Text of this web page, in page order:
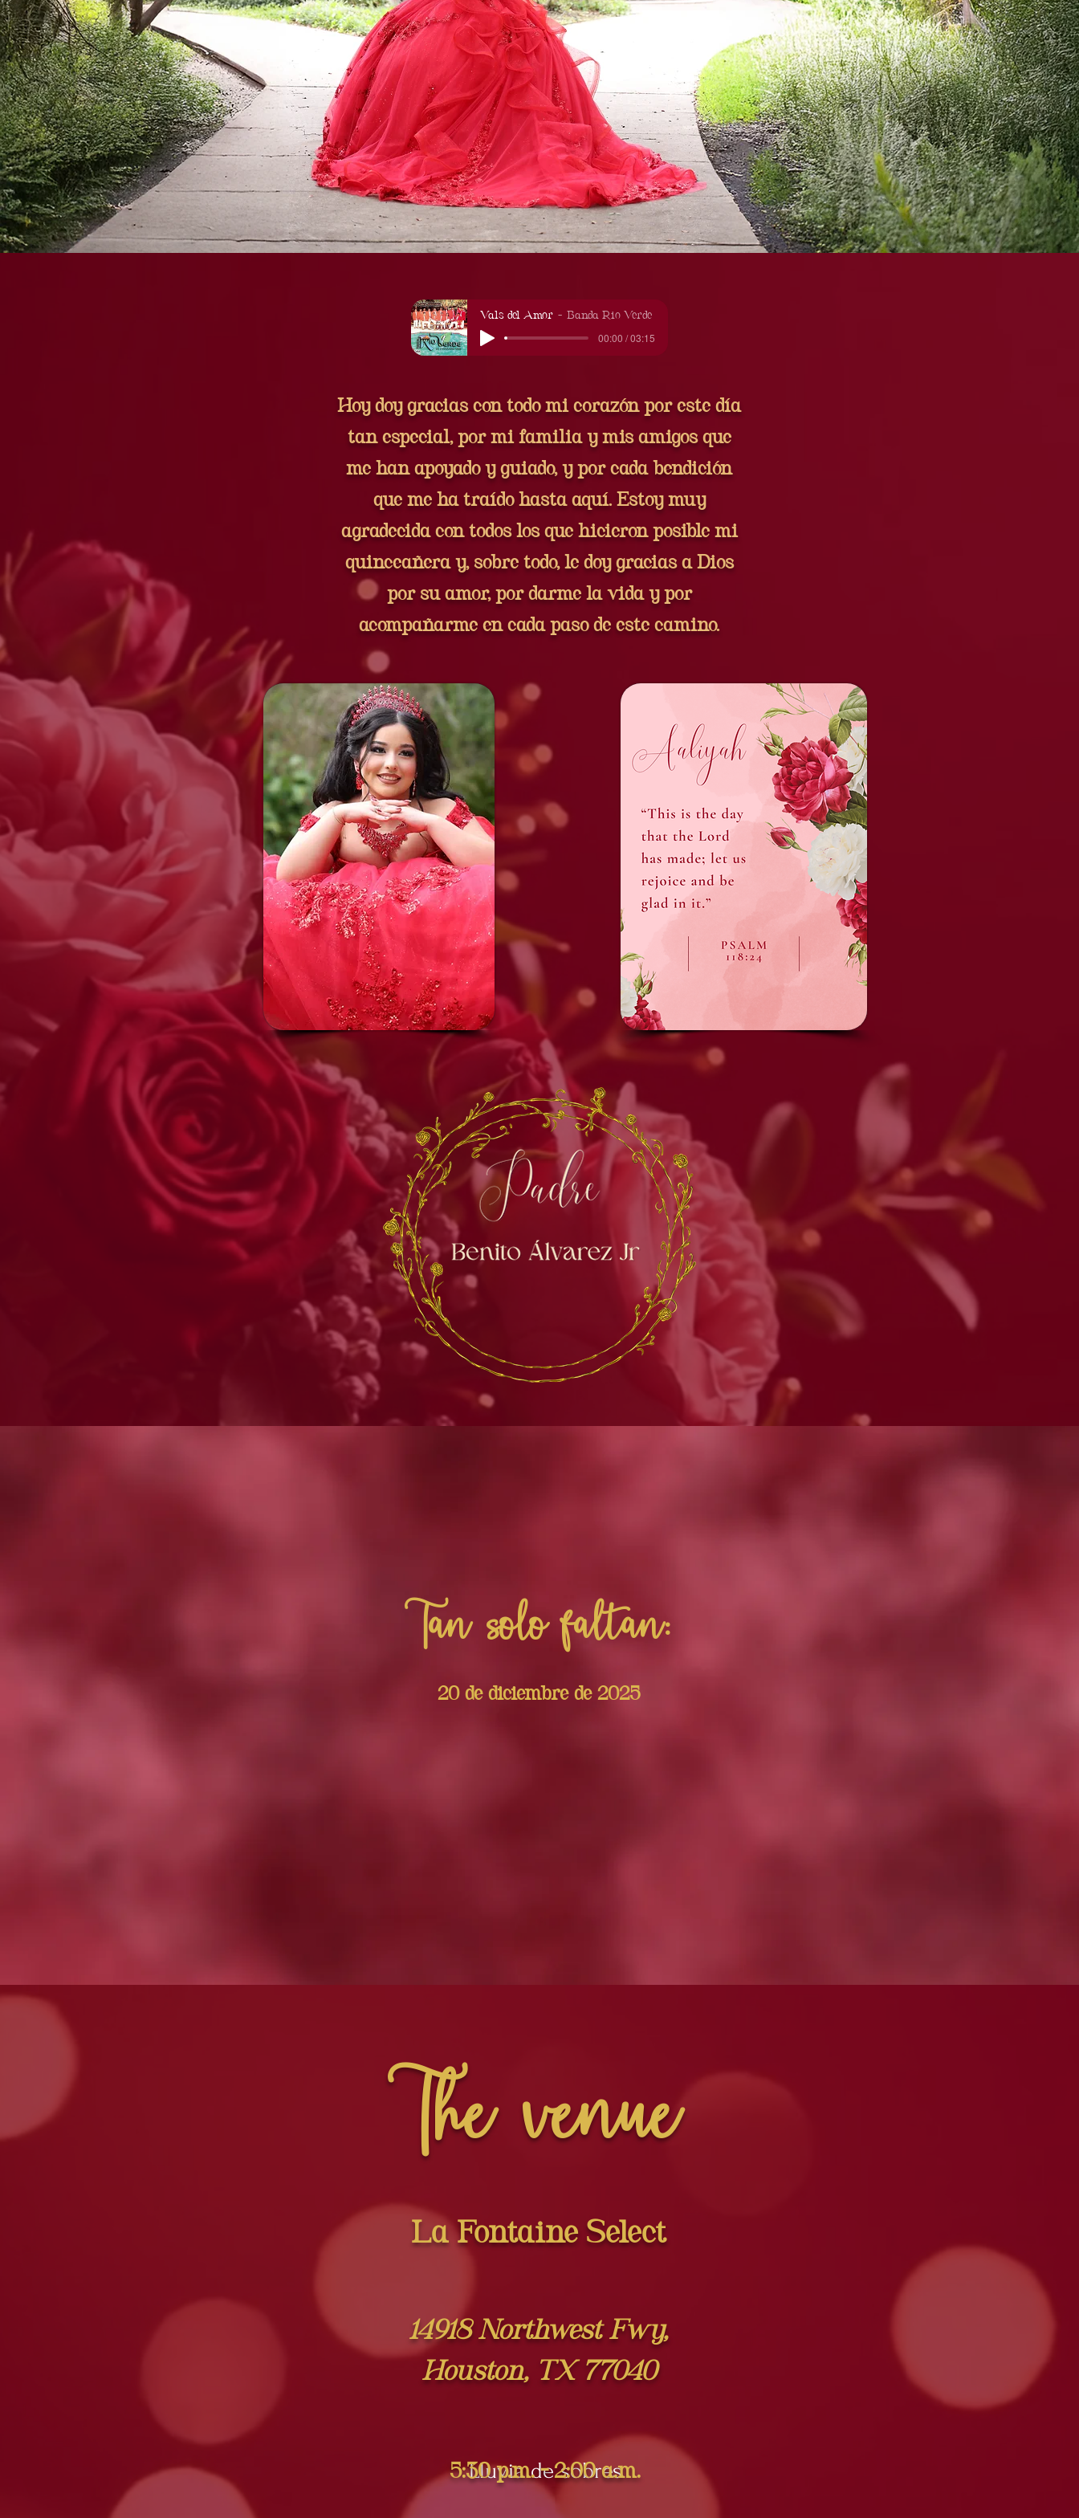
Vals del Amor Banda Rio Verde
00:00 / 03:15
Hoy doy gracias con todo mi corazón por este día
tan especial, por mi familia y mis amigos que
me han apoyado y guiado, y por cada bendición
que me ha traído hasta aquí. Estoy muy
agradecida con todos los que hicieron posible mi
quinceañera y, sobre todo, le doy gracias a Dios
por su amor, por darme la vida y por
acompañarme en cada paso de este camino.
Tan solo faltan:
20 de diciembre de 2025
The venue
La Fontaine Select
14918 Northwest Fwy,
Houston, TX 77040
Lluvia de sobres
5:30 p.m. - 2:00 a.m.